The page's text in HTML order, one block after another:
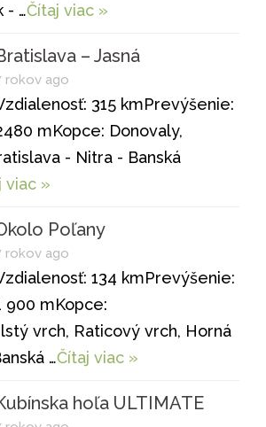
- …Čítaj viac »
– Jasná
rokov ago
315 kmPrevýšenie:
mKopce: Donovaly,
- Nitra - Banská
viac »
Poľany
rokov ago
134 kmPrevýšenie:
900 mKopce:
vrch, Raticový vrch, Horná
…Čítaj viac »
hoľa ULTIMATE